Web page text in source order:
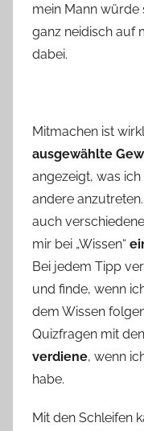
mein Mann würde
ganz neidisch auf
dabei.
Mitmachen ist
ausgewählte
angezeigt, was
andere
auch
mir bei „Wissen“
Bei jedem Tipp
und finde, wenn
dem Wissen
Quizfragen mit
verdiene, wenn
habe.
Mit den Schleifen